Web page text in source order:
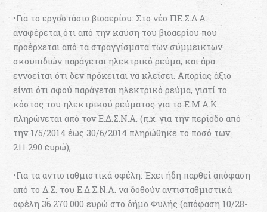
•Για το εργοστάσιο βιοαερίου: Στο νέο ΠΕ.Σ.Δ.Α.
αναφέρεται ότι από την καύση του βιοαερίου που
προέρχεται από τα στραγγίσματα των σύμμεικτων
σκουπιδιών παράγεται ηλεκτρικό ρεύμα, και άρα
εννοείται ότι δεν πρόκειται να κλείσει. Απορίας άξιο
είναι ότι αφού παράγεται ηλεκτρικό ρεύμα, γιατί το
κόστος του ηλεκτρικού ρεύματος για το Ε.Μ.Α.Κ.
πληρώνεται από τον Ε.Δ.Σ.Ν.Α. (π.χ. για την περίοδο από
την 1/5/2014 έως 30/6/2014 πληρώθηκε το ποσό των
211.290 ευρώ);
•Για τα αντισταθμιστικά οφέλη: Έχει ήδη παρθεί απόφαση
από το Δ.Σ. του Ε.Δ.Σ.Ν.Α. να δοθούν αντισταθμιστικά
οφέλη 36.270.000 ευρώ στο δήμο Φυλής (απόφαση 10/28-